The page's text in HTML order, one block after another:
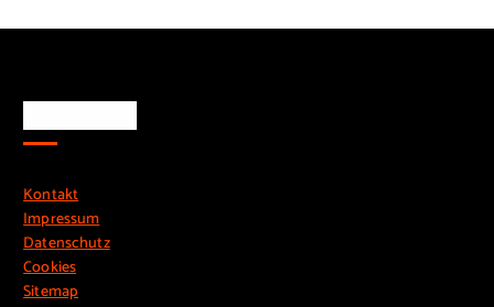
Kontakt
Impressum
Datenschutz
Cookies
Sitemap